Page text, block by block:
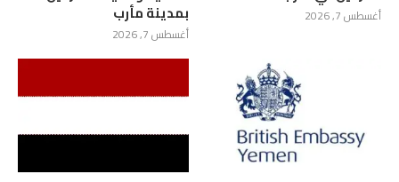
أغسطس 7, 2026 بمدينة مأرب
أغسطس 7, 2026